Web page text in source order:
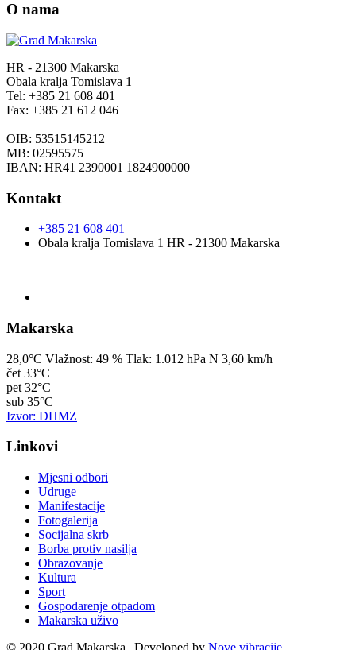
O nama
HR - 21300 Makarska
Obala kralja Tomislava 1
Tel: +385 21 608 401
Fax: +385 21 612 046
OIB: 53515145212
MB: 02595575
IBAN: HR41 2390001 1824900000
Kontakt
+385 21 608 401
Obala kralja Tomislava 1 HR - 21300 Makarska
Makarska
28,0°C Vlažnost: 49 % Tlak: 1.012 hPa N 3,60 km/h
čet 33°C
pet 32°C
sub 35°C
Izvor: DHMZ
Linkovi
Mjesni odbori
Udruge
Manifestacije
Fotogalerija
Socijalna skrb
Borba protiv nasilja
Obrazovanje
Kultura
Sport
Gospodarenje otpadom
Makarska uživo